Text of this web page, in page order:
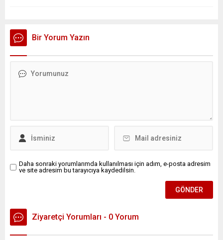
Bir Yorum Yazın
Daha sonraki yorumlarımda kullanılması için adım, e-posta adresim
ve site adresim bu tarayıcıya kaydedilsin.
Ziyaretçi Yorumları - 0 Yorum